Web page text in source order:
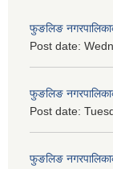
फुङलिङ
Post date:
फुङलिङ
Post date:
फुङलिङ